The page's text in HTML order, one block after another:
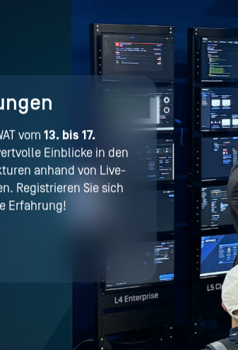
vom 13. bis 17.
Einblicke in den
anhand von Live-
Registrieren Sie sich
Erfahrung!